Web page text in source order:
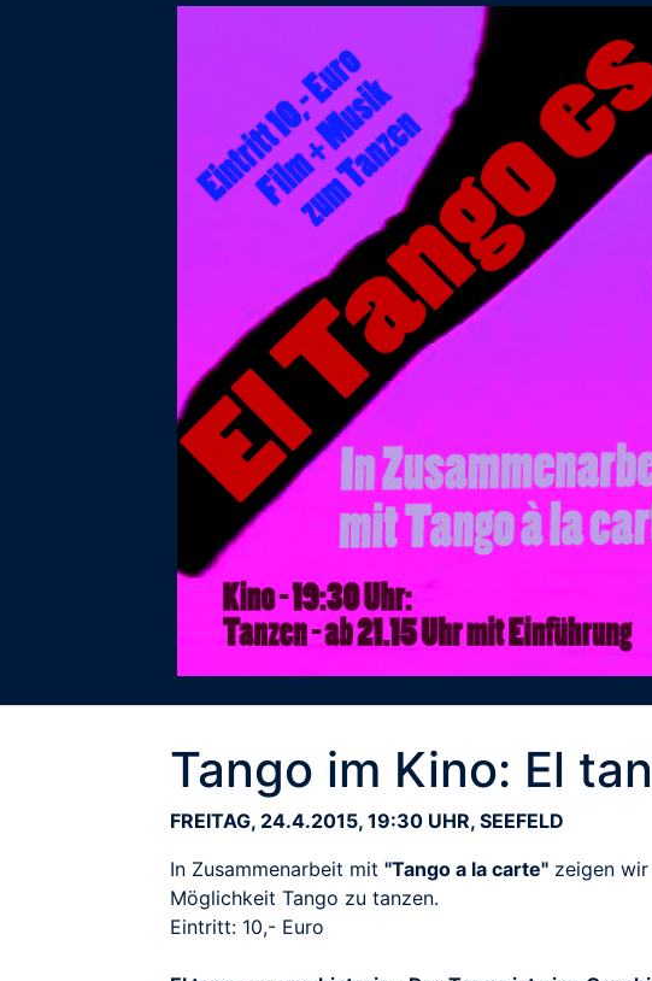
Tango im Kino: El
FREITAG, 24.4.2015, 19:30 UHR, SEEFELD
In Zusammenarbeit mit "Tango a la carte" zeigen
Möglichkeit Tango zu tanzen.
Eintritt: 10,- Euro